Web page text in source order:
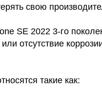
свою
SE 2022 3-го
отсутствие
такие как: